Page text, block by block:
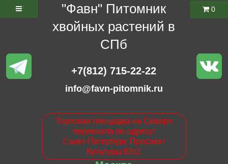
"Фавн" Питомник
хвойных растений в
СПб
+7(812) 715-22-22
info@favn-pitomnik.ru
Торговая площадка на Севере
переехала по адресу:
Санкт-Петербург. Проспект
Культуры 63с1
0